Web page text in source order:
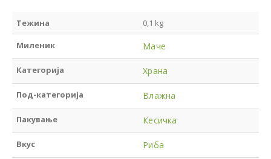
Тежина 0,1 kg
Миленик Маче
Категорија Храна
Под-категорија Влажна
Пакување Кесичка
Вкус Риба